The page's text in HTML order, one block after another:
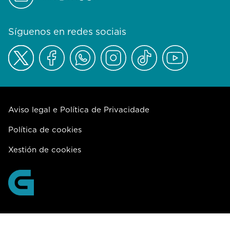
Síguenos en redes sociais
Aviso legal e Política de Privacidade
Política de cookies
Xestión de cookies